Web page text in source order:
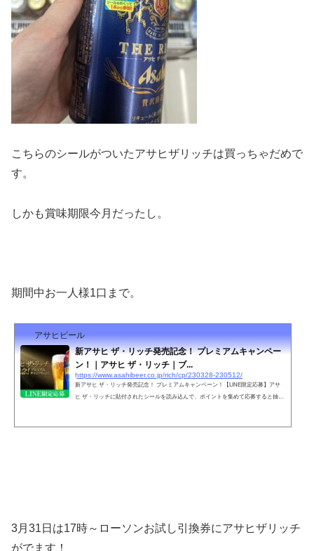
こちらのシールがついたアサヒザリッチは買っちゃだめで
す。
しかも賞味期限今月だったし。
期間中お一人様1口まで。
アサヒビール
新アサヒ ザ・リッチ発売記念！ プレミアムキャンペー
ン！｜アサヒ ザ・リッチ｜ブ...
https://www.asahibeer.co.jp/rich/cp/230328-230512/
新アサヒ ザ・リッチ発売記念！ プレミアムキャンペーン！【LINE限定応募】アサ
ヒ ザ・リッチに貼付されたシールを読み込んで、ポイントを集めて応募すると抽選
3月31日は17時～ローソンお試し引換券にアサヒザリッチ
がでます！